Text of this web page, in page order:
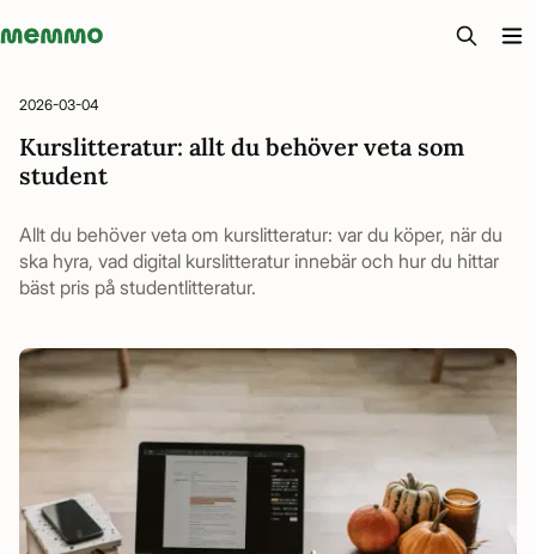
Memmo - AI-verktyg och digital kurslitteratur
2026-03-04
Kurslitteratur: allt du behöver veta som
student
Allt du behöver veta om kurslitteratur: var du köper, när du
ska hyra, vad digital kurslitteratur innebär och hur du hittar
bäst pris på studentlitteratur.